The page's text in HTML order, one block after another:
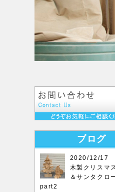
ブログ
2020/12/17
木製クリスマ
＆サンタクロ
part2